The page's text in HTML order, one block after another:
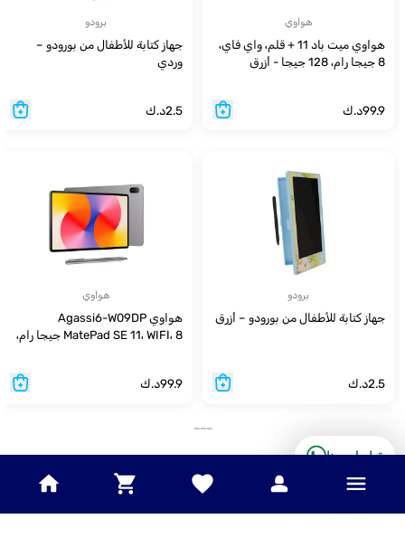
هواوي
هواوي ميت باد 11 + قلم، واي فاي،
8 جيجا رام، 128 جيجا - أزرق
99.9د.ك
برودو
جهاز كتابة للأطفال من بورودو –
وردي
2.5د.ك
برودو
جهاز كتابة للأطفال من بورودو – أزرق
2.5د.ك
هواوي
هواوي Agassi6-W09DP
MatePad SE 11، WIFI، 8 جيجا رام،
99.9د.ك
تواصل معنا